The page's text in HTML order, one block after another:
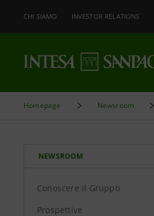
CHI SIAMO INVESTOR RELATIONS
Homepage Newsroom
NEWSROOM
Conoscere il Gruppo
Prospettive